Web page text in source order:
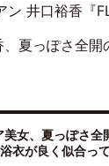
口裕香『FLASH
ート「とても似合ってる」「爽やかで
女、夏っぽさ全
衣が良く似合っ